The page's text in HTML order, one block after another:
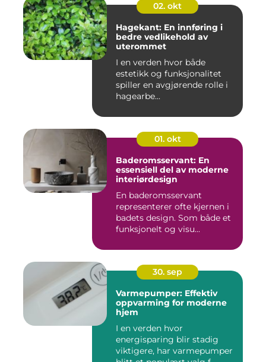
02. okt
Hagekant: En innføring i
bedre vedlikehold av
uterommet
I en verden hvor både
estetikk og funksjonalitet
spiller en avgjørende rolle i
hagearbe...
01. okt
Baderomsservant: En
essensiell del av moderne
interiørdesign
En baderomsservant
representerer ofte kjernen i
badets design. Som både et
funksjonelt og visu...
30. sep
Varmepumper: Effektiv
oppvarming for moderne
hjem
I en verden hvor
energisparing blir stadig
viktigere, har varmepumper